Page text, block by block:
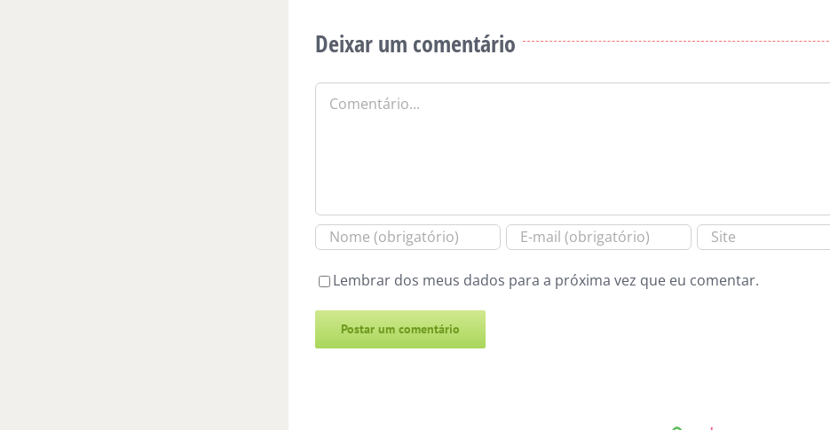
Deixar um comentário
Comentário
Lembrar dos meus dados para a próxima vez que eu comentar.